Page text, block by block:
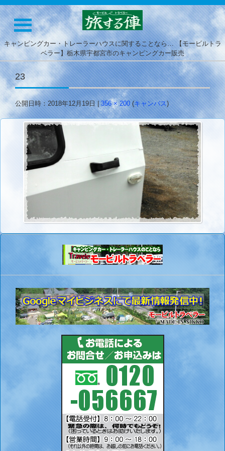
キャンピングカー・トレーラーハウスに関することなら… 【モービルトラ
ベラー】栃木県宇都宮市のキャンピングカー販売
23
公開日時：2018年12月19日|356 × 200(キャンバス)